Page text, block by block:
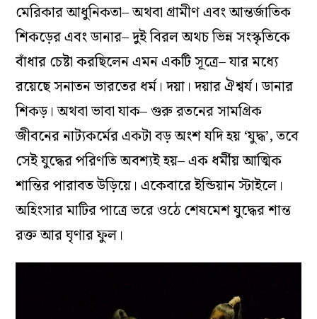
মেরিকার আধুনিকতা– অথবা গ্রামীণ এবং আন্তর্জাতিক
শিকড়ের এবং ডানার– দুই বিরল অথচ ভিন্ন সংস্কৃতিকে
বাঁধার চেষ্টা করছিলেন এমন একটি সূত্রে– যার মধ্যে
রয়েছে সনাতন ভারতের ধর্ম। দয়া। দয়ার ঐশ্বর্য। ডানার
শিকড়। অথবা ভাবা যাক– গুরু রতনের সামগ্রিক
জীবনের নাট‌্যকর্মের একটা বড় অংশ যদি হয় ‘যুদ্ধ’, তবে
সেই যুদ্ধের পরিণতি অবশ‌্যই হয়– এক ধর্মীয় আত্মিক
শান্তির পারাবত উড়িয়ে। একেবারে ইন্ডিয়ান স্টাইলে।
অহিংসার মাটির পাত্রে ভরে ওঠে শেষমেশ যুদ্ধের শান্ত
রক্ত আর ঘৃণার ফুল।